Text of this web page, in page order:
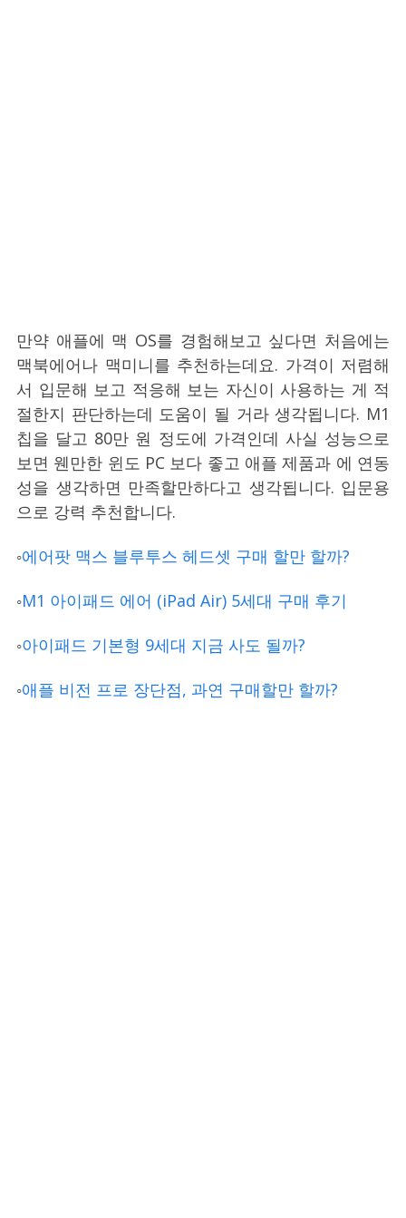
만약 애플에 맥 OS를 경험해보고 싶다면 처음에는
맥북에어나 맥미니를 추천하는데요. 가격이 저렴해
서 입문해 보고 적응해 보는 자신이 사용하는 게 적
절한지 판단하는데 도움이 될 거라 생각됩니다. M1
칩을 달고 80만 원 정도에 가격인데 사실 성능으로
보면 웬만한 윈도 PC 보다 좋고 애플 제품과 에 연동
성을 생각하면 만족할만하다고 생각됩니다. 입문용
으로 강력 추천합니다.
◦에어팟 맥스 블루투스 헤드셋 구매 할만 할까?
◦M1 아이패드 에어 (iPad Air) 5세대 구매 후기
◦아이패드 기본형 9세대 지금 사도 될까?
◦애플 비전 프로 장단점, 과연 구매할만 할까?